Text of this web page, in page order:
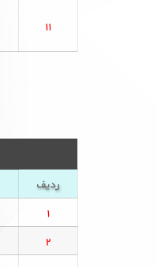
۱۱
ردیف
۱
۲